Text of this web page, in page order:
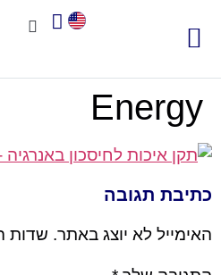
Energy
כתיבת תגובה
האימייל לא יוצג באתר. שדות